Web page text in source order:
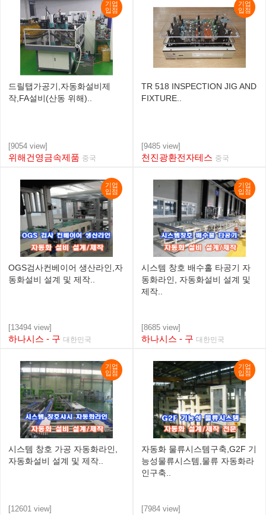
기업
입점
드릴탭가공기,자동화설비제
작,FA설비(산동 위해)..
[9054 view]
위해건영금속제품 중국
기업
입점
TR 518 INSPECTION JIG AND
FIXTURE..
[9485 view]
천진광환전자테스 중국
기업
입점
OGS검사컨베이어 생산라인,자
동화설비 설계 및 제작..
[13494 view]
하나시스 - 구 대한민국
기업
입점
시스템 창호 배수홀 타공기 자
동화라인, 자동화설비 설계 및
제작..
[8685 view]
하나시스 - 구 대한민국
기업
입점
시스템 창호 가공 자동화라인,
자동화설비 설계 및 제작..
[12601 view]
기업
입점
자동화 물류시스템구축,G2F 기
능성물류시스템,물류 자동화라
인구축..
[7984 view]